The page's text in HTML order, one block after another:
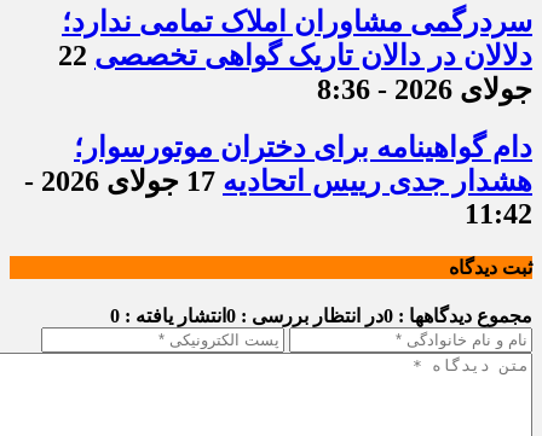
سردرگمی مشاوران املاک تمامی ندارد؛
دلالان در دالان تاریک گواهی تخصصی 22
جولای 2026 - 8:36
دام گواهینامه برای دختران موتورسوار؛
هشدار جدی رییس اتحادیه
17 جولای 2026 -
11:42
ثبت دیدگاه
مجموع دیدگاهها : 0 در انتظار بررسی : 0 انتشار یافته : 0